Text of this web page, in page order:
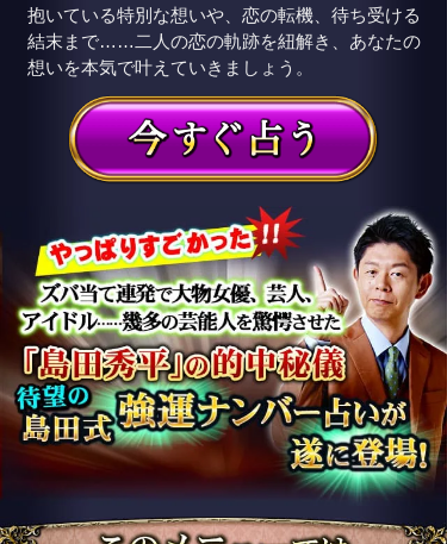
抱いている特別な想いや、恋の転機、待ち受ける
結末まで……二人の恋の軌跡を紐解き、あなたの
想いを本気で叶えていきましょう。